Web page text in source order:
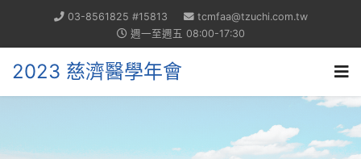
03-8561825 #15813
tcmfaa@tzuchi.com.tw
週一至週五 08:00-17:30
2023 慈濟醫學年會